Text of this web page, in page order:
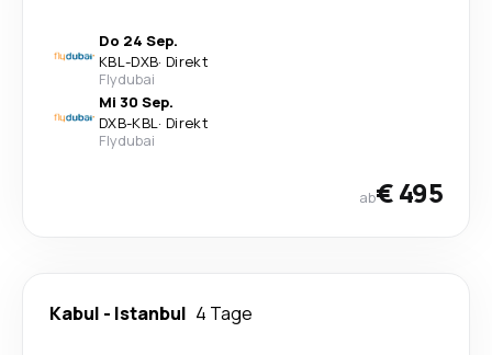
Do 24 Sep.
KBL-DXB· Direkt
Flydubai
Mi 30 Sep.
DXB-KBL· Direkt
Flydubai
ab€ 495
Kabul - Istanbul 4 Tage